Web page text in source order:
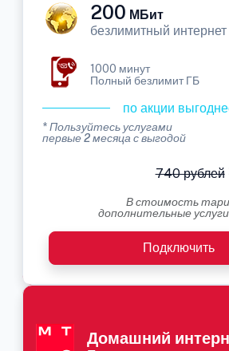
200 МБит
безлимитный интернет
1000 минут
Полный безлимит ГБ
по акции
* Пользуйтесь услугами
первые 2 месяца с выгодой
740 рублей
В стоимость
дополнительные
Подключить
Домашний